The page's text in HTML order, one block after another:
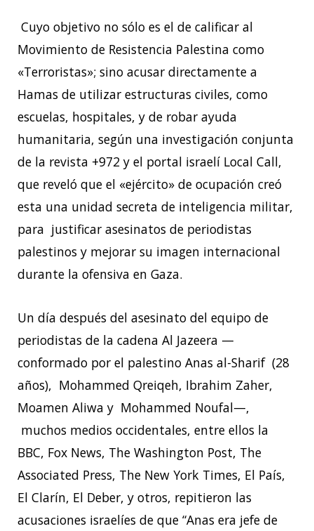
Cuyo objetivo no sólo es el de calificar al
Movimiento de Resistencia Palestina como
«Terroristas»; sino acusar directamente a
Hamas de utilizar estructuras civiles, como
escuelas, hospitales, y de robar ayuda
humanitaria, según una investigación conjunta
de la revista +972 y el portal israelí Local Call,
que reveló que el «ejército» de ocupación creó
esta una unidad secreta de inteligencia militar,
para justificar asesinatos de periodistas
palestinos y mejorar su imagen internacional
durante la ofensiva en Gaza.
Un día después del asesinato del equipo de
periodistas de la cadena Al Jazeera ­—
conformado por el palestino Anas al-Sharif (28
años), Mohammed Qreiqeh, Ibrahim Zaher,
Moamen Aliwa y Mohammed Noufal—,
muchos medios occidentales, entre ellos la
BBC, Fox News, The Washington Post, The
Associated Press, The New York Times, El País,
El Clarín, El Deber, y otros, repitieron las
acusaciones israelíes de que “Anas era jefe de